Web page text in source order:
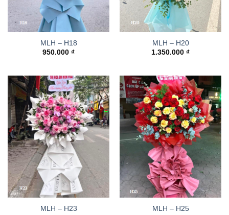
MLH – H18
950.000 ₫
MLH – H20
1.350.000 ₫
MLH – H23
MLH – H25